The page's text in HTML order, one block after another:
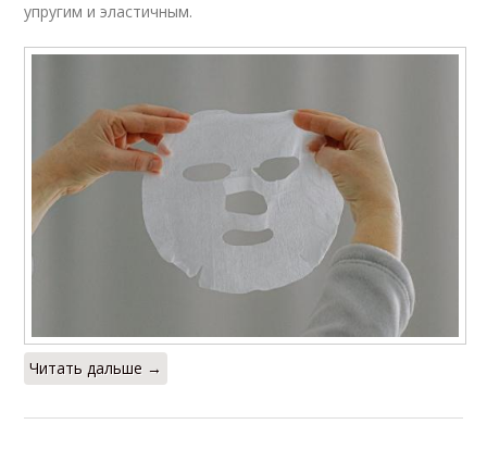
упругим и эластичным.
Читать дальше →